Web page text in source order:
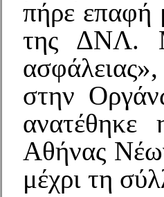
πήρε επαφή
της ΔΝΛ.
στην
Αθήνας
μέχρι τη